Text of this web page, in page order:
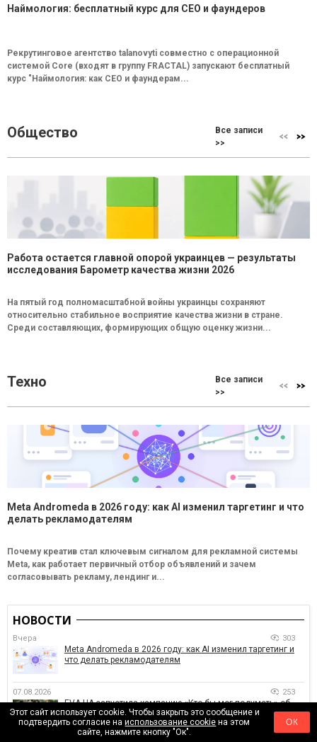
Наймология: бесплатный курс для CEO и фаундеров
Рекрутинговое агентство talanovyti совместно с операционной
системой Core (входят в группу FRACTAL) запускают бесплатный
курс "Наймология: как СEO и фаундерам...
Общество
Все записи
>>
Работа остается главной опорой украинцев — результаты
исследования Барометр качества жизни 2026
На пятый год полномасштабной войны украинцы сохраняют
относительно стабильное восприятие качества жизни в стране.
Среди составляющих, формирующих общую оценку жизни...
Техно
Все записи
>>
Meta Andromeda в 2026 году: как AI изменил таргетинг и что
делать рекламодателям
Почему креатив стал ключевым сигналом для рекламной системы
Meta, как работает первичный отбор объявлений и зачем
согласовывать рекламу, лендинг и...
НОВОСТИ
Вчера 303
Meta Andromeda в 2026 году: как AI изменил таргетинг и
что делать рекламодателям
07.08.2026 253
EVA.UA запустила кампанию «Кто бы мог подумать» об
ассортименте, который покупатели не ожидают увидеть
на платформе
Этот сайт использует cookie. Чтобы закрыть это сообщение и
подтвердить согласие наиспользование cookie на этом
сайте, нажмите кнопку "Ок".
ОК